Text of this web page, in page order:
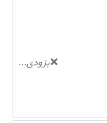
بزودی...